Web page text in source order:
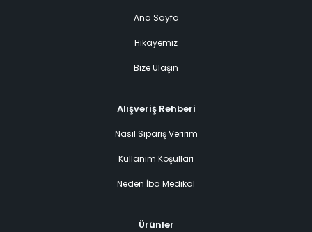
Ana Sayfa
Hikayemiz
Bize Ulaşın
Alışveriş Rehberi
Nasıl Sipariş Veririm
Kullanım Koşulları
Neden İba Medikal
Ürünler